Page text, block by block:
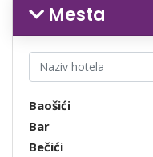
Mesta
Baošići
Bar
Bečići